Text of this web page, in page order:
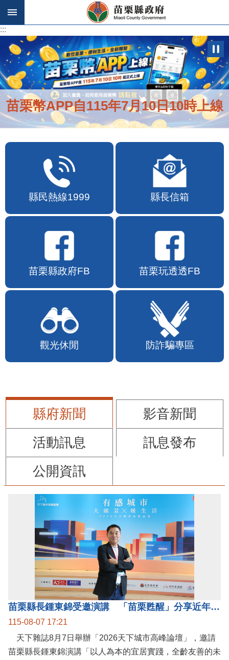
跳到主要內容區塊
:::
苗栗幣APP自115年7月10日10時上線
縣民熱線1999 縣長信箱
苗栗縣政府FB 苗栗玩透透FB
觀光休閒 防詐騙專區
縣府新聞
影音新聞
活動訊息
訊息發布
公開資訊
苗栗縣長鍾東錦受邀演講 「苗栗甦醒」分享近年轉變
115-08-07 17:21
天下雜誌8月7日舉辦「2026天下城市高峰論壇」，邀請
苗栗縣長鍾東錦演講「以人為本的宜居實踐，全齡友善的未